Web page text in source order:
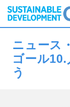
ニュース
ゴール
う